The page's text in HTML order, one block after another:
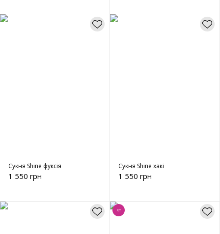
Сукня Shine фуксія
1 550 грн
Сукня Shine хакі
1 550 грн
Хіт